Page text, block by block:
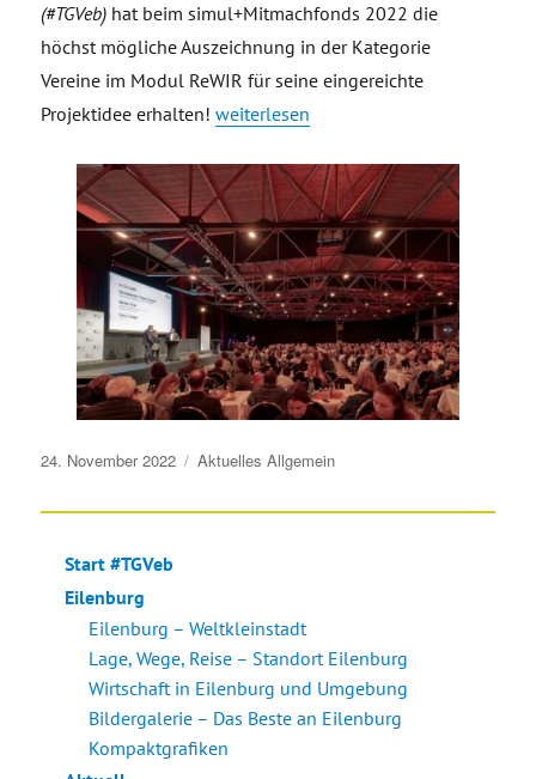
(#TGVeb) hat beim simul+Mitmachfonds 2022 die
höchst mögliche Auszeichnung in der Kategorie
Vereine im Modul ReWIR für seine eingereichte
Projektidee erhalten! „#TGVeb – Gewinner beim
weiterlesen
Veröffentlicht
24. November 2022 Aktuelles Allgemein
Start #TGVeb
Eilenburg
Eilenburg – Weltkleinstadt
Lage, Wege, Reise – Standort Eilenburg
Wirtschaft in Eilenburg und Umgebung
Bildergalerie – Das Beste an Eilenburg
Kompaktgrafiken